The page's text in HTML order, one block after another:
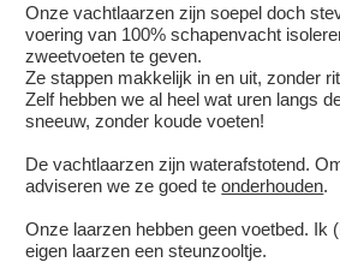
Onze vachtlaarzen zijn soepel doch
voering van 100% schapenvacht
zweetvoeten te geven.
Ze stappen makkelijk in en uit, zonder
Zelf hebben we al heel wat uren langs
sneeuw, zonder koude voeten!
De vachtlaarzen zijn waterafstotend.
adviseren we ze goed teonderhouden.
Onze laarzen hebben geen voetbed. Ik
eigen laarzen een steunzooltje.